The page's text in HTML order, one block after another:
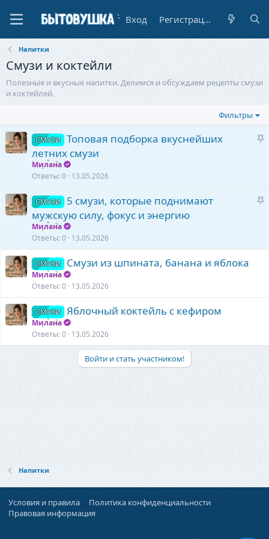
Вход Регистрация
Напитки
Смузи и коктейли
Полезные и вкусные напитки. Делимся и обсуждаем рецепты смузи
и коктейлей.
Фильтры
З
п
СМУЗИ
Топовая подборка вкуснейших
летних смузи
Милана
Ответы 0 13.05.2026
З
СМУЗИ
5 смузи, которые поднимают
мужскую силу, фокус и энергию
Милана
Ответы 0 13.05.2026
СМУЗИ Смузи из шпината, банана и яблока
Милана
Ответы 0 13.05.2026
СМУЗИ Яблочный коктейль с кефиром
Милана
Ответы 0 13.05.2026
Войти и стать участником!
Напитки
Условия и правила
Политика конфиденциальности
Правовая информация